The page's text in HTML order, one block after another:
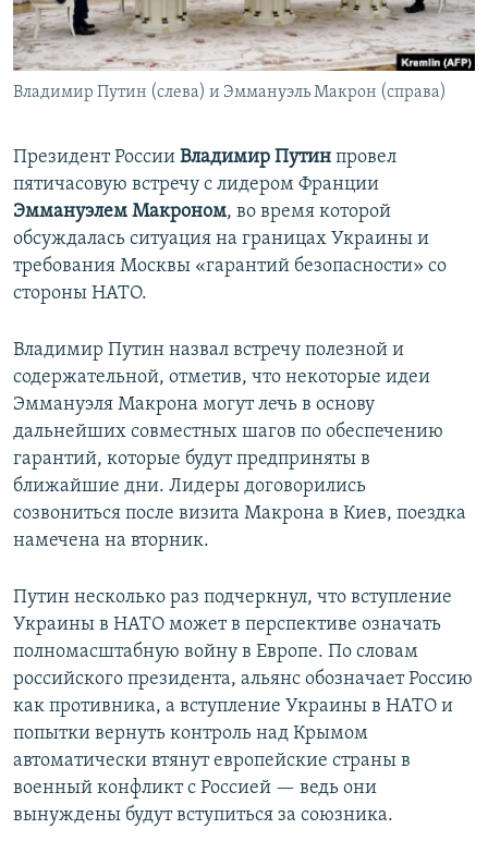
ПОБЕДИТЕЛЕЙ НЕ СУДЯТ?
КРЫМ.НЕПОКОРЕННЫЙ
ELIFBE
ПРИСОЕДИНЯЙТЕСЬ!
Все сайты RFE/RL
Владимир Путин (слева) и Эммануэль Макрон (справа)
Президент России Владимир Путин провел
пятичасовую встречу с лидером Франции
Эммануэлем Макроном, во время которой
обсуждалась ситуация на границах Украины и
требования Москвы «гарантий безопасности» со
стороны НАТО.
Владимир Путин назвал встречу полезной и
содержательной, отметив, что некоторые идеи
Эммануэля Макрона могут лечь в основу
дальнейших совместных шагов по обеспечению
гарантий, которые будут предприняты в
ближайшие дни. Лидеры договорились
созвониться после визита Макрона в Киев, поездка
намечена на вторник.
Путин несколько раз подчеркнул, что вступление
Украины в НАТО может в перспективе означать
полномасштабную войну в Европе. По словам
российского президента, альянс обозначает Россию
как противника, а вступление Украины в НАТО и
попытки вернуть контроль над Крымом
автоматически втянут европейские страны в
военный конфликт с Россией — ведь они
вынуждены будут вступиться за союзника.